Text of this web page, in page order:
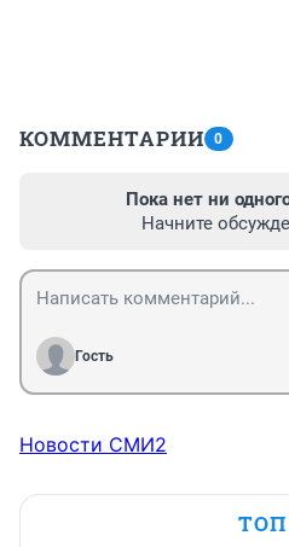
КОММЕНТАРИИ 0
Пока нет ни
Начните
Гость
Новости СМИ2
ТОП